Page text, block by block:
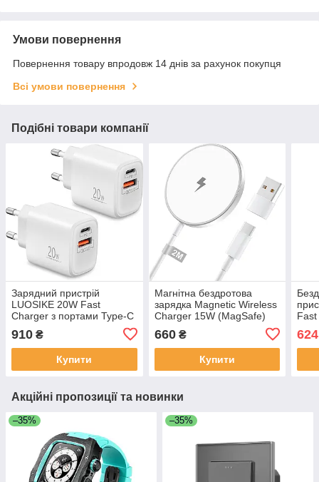
Умови повернення
Повернення товару впродовж 14 днів за рахунок покупця
Всі умови повернення
Подібні товари компанії
Зарядний пристрій
LUOSIKE 20W Fast
Charger з портами Type-C
(PD) та USB (QC3.0) + 2
кабелі Type-C to Lightning
у комплекті
910 ₴
Купити
Магнітна бездротова
зарядка Magnetic Wireless
Charger 15W (MagSafe)
швидкий бездротовий
зарядний пристрій
660₴
Купити
Акційні пропозиції та новинки
–35% –35%